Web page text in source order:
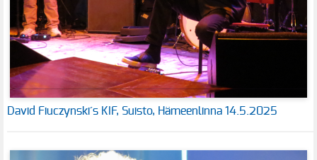
David Fiuczynski´s KIF, Suisto, Hämeenlinna 14.5.2025